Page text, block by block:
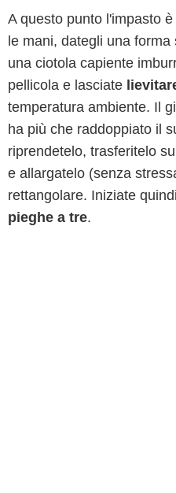
A questo punto l'impasto
le mani, dategli una
una ciotola capiente
pellicola e lasciate
temperatura ambiente. Il
ha più che raddoppiato il
riprendetelo, trasferitelo
e allargatelo (senza
rettangolare. Iniziate
pieghe a tre.